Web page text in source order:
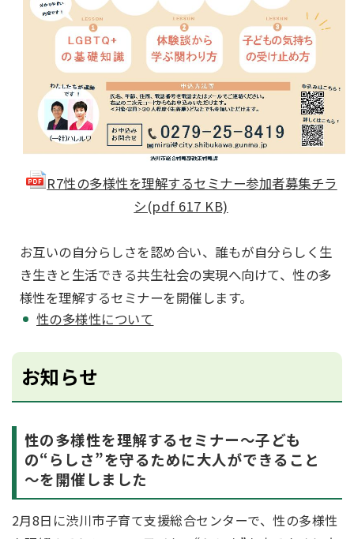
R7性の多様性を理解するセミナー参加者募集チラ
シ(pdf 617 KB)
お互いの自分らしさを認め合い、誰もが自分らしく生
き生きと生活できる共生社会の実現へ向けて、性の多
様性を理解するセミナーを開催します。
性の多様性について
お知らせ
性の多様性を理解するセミナー～子ども
の“らしさ”を守るために大人ができること
～を開催しました
2月8日に渋川市子育て支援総合センターで、性の多様性